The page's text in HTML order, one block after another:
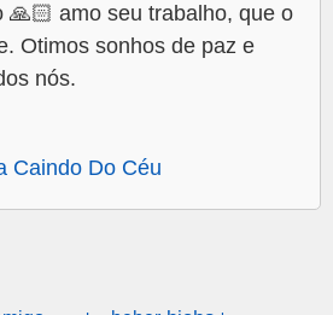
🙏🏻 amo seu trabalho, que o
Otimos sonhos de paz e
nós.
Caindo Do Céu